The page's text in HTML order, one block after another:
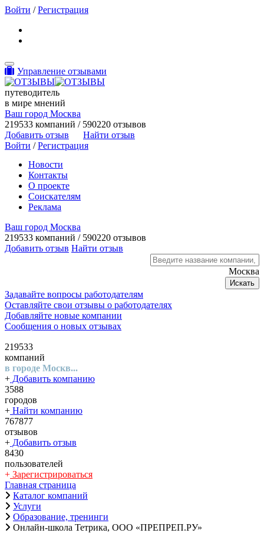
Войти /Регистрация
Toggle navigation
Управление отзывами
путеводитель
в мире мнений
Ваш город Москва
219533 компаний / 590220 отзывов
Добавить отзыв
Найти отзыв
Войти /Регистрация
Новости
Контакты
О проекте
Соискателям
Реклама
Ваш город Москва
219533 компаний / 590220 отзывов
Добавить отзыв Найти отзыв
Москва
Искать
Задавайте вопросы работодателям
Оставляйте свои отзывы о работодателях
Добавляйте новые компании
Сообщения о новых отзывах
219533
компаний
в городе Москв...
+ Добавить компанию
3588
городов
+ Найти компанию
767877
отзывов
+ Добавить отзыв
8430
пользователей
+ Зарегистрироваться
Главная страница
Каталог компаний
Услуги
Образование, тренинги
Онлайн-школа Тетрика, ООО «ПРЕПРЕП.РУ»